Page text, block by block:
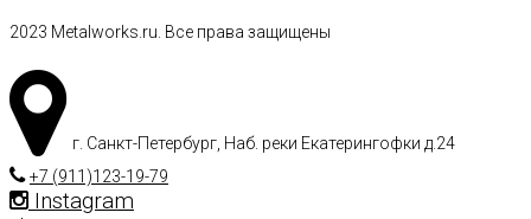
2023 Metalworks.ru. Все права защищены
г. Санкт-Петербург, Наб. реки Екатерингофки д.24
+7 (911)123-19-79
Instagram